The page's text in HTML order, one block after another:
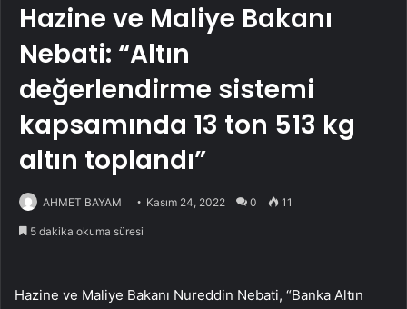
Hazine ve Maliye Bakanı
Nebati: “Altın
değerlendirme sistemi
kapsamında 13 ton 513 kg
altın toplandı”
AHMET BAYAM Kasım 24, 2022 0 11
5 dakika okuma süresi
Hazine ve Maliye Bakanı Nureddin Nebati, “Banka Altın